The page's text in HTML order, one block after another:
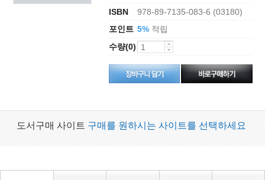
ISBN
978-89-7135-083-6 (03180)
포인트 5%적립
수량(0)
도서구매 사이트 구매를 원하시는 사이트를 선택하세요